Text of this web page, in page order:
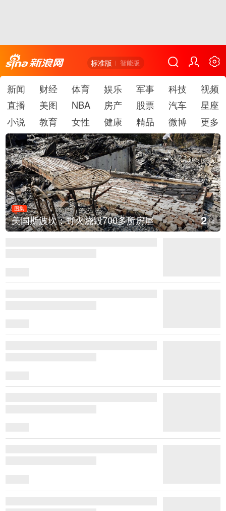
标准版 智能版
新闻 财经 体育 娱乐 军事 科技
视频
直播
美图 NBA 房产 股票 汽车
星座
小说
教育 女性 健康 精品 微博 更多
图集
美国斯波坎：野火烧毁700多所房屋 2/6